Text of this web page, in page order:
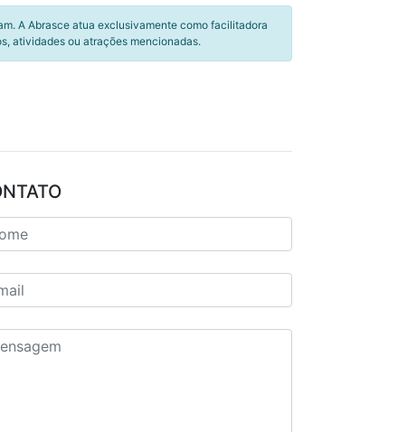
A Abrasce atua exclusivamente como facilitadora
atividades ou atrações mencionadas.